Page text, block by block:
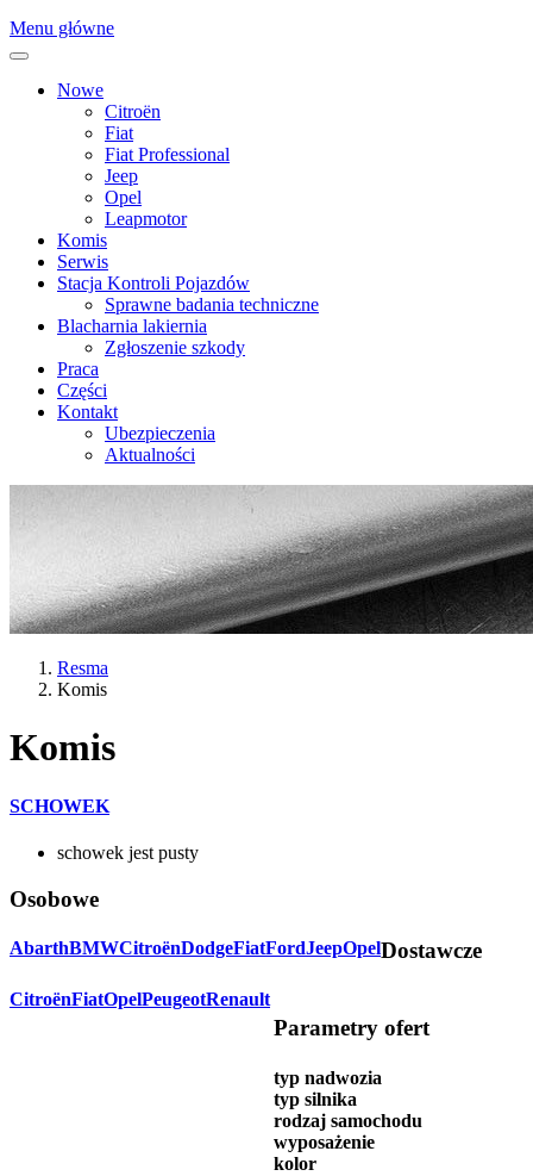
Menu główne
Nowe
Citroën
Fiat
Fiat Professional
Jeep
Opel
Leapmotor
Komis
Serwis
Stacja Kontroli Pojazdów
Sprawne badania techniczne
Blacharnia lakiernia
Zgłoszenie szkody
Praca
Części
Kontakt
Ubezpieczenia
Aktualności
Resma
Komis
Komis
SCHOWEK
schowek jest pusty
Osobowe
AbarthBMWCitroënDodgeFiatFordJeepOpelDostawcze
CitroënFiatOpelPeugeotRenault
Parametry ofert
typ nadwozia
typ silnika
rodzaj samochodu
wyposażenie
kolor